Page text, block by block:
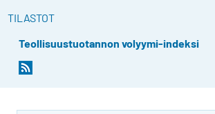
TILASTOT
Teollisuustuotannon volyymi-indeksi